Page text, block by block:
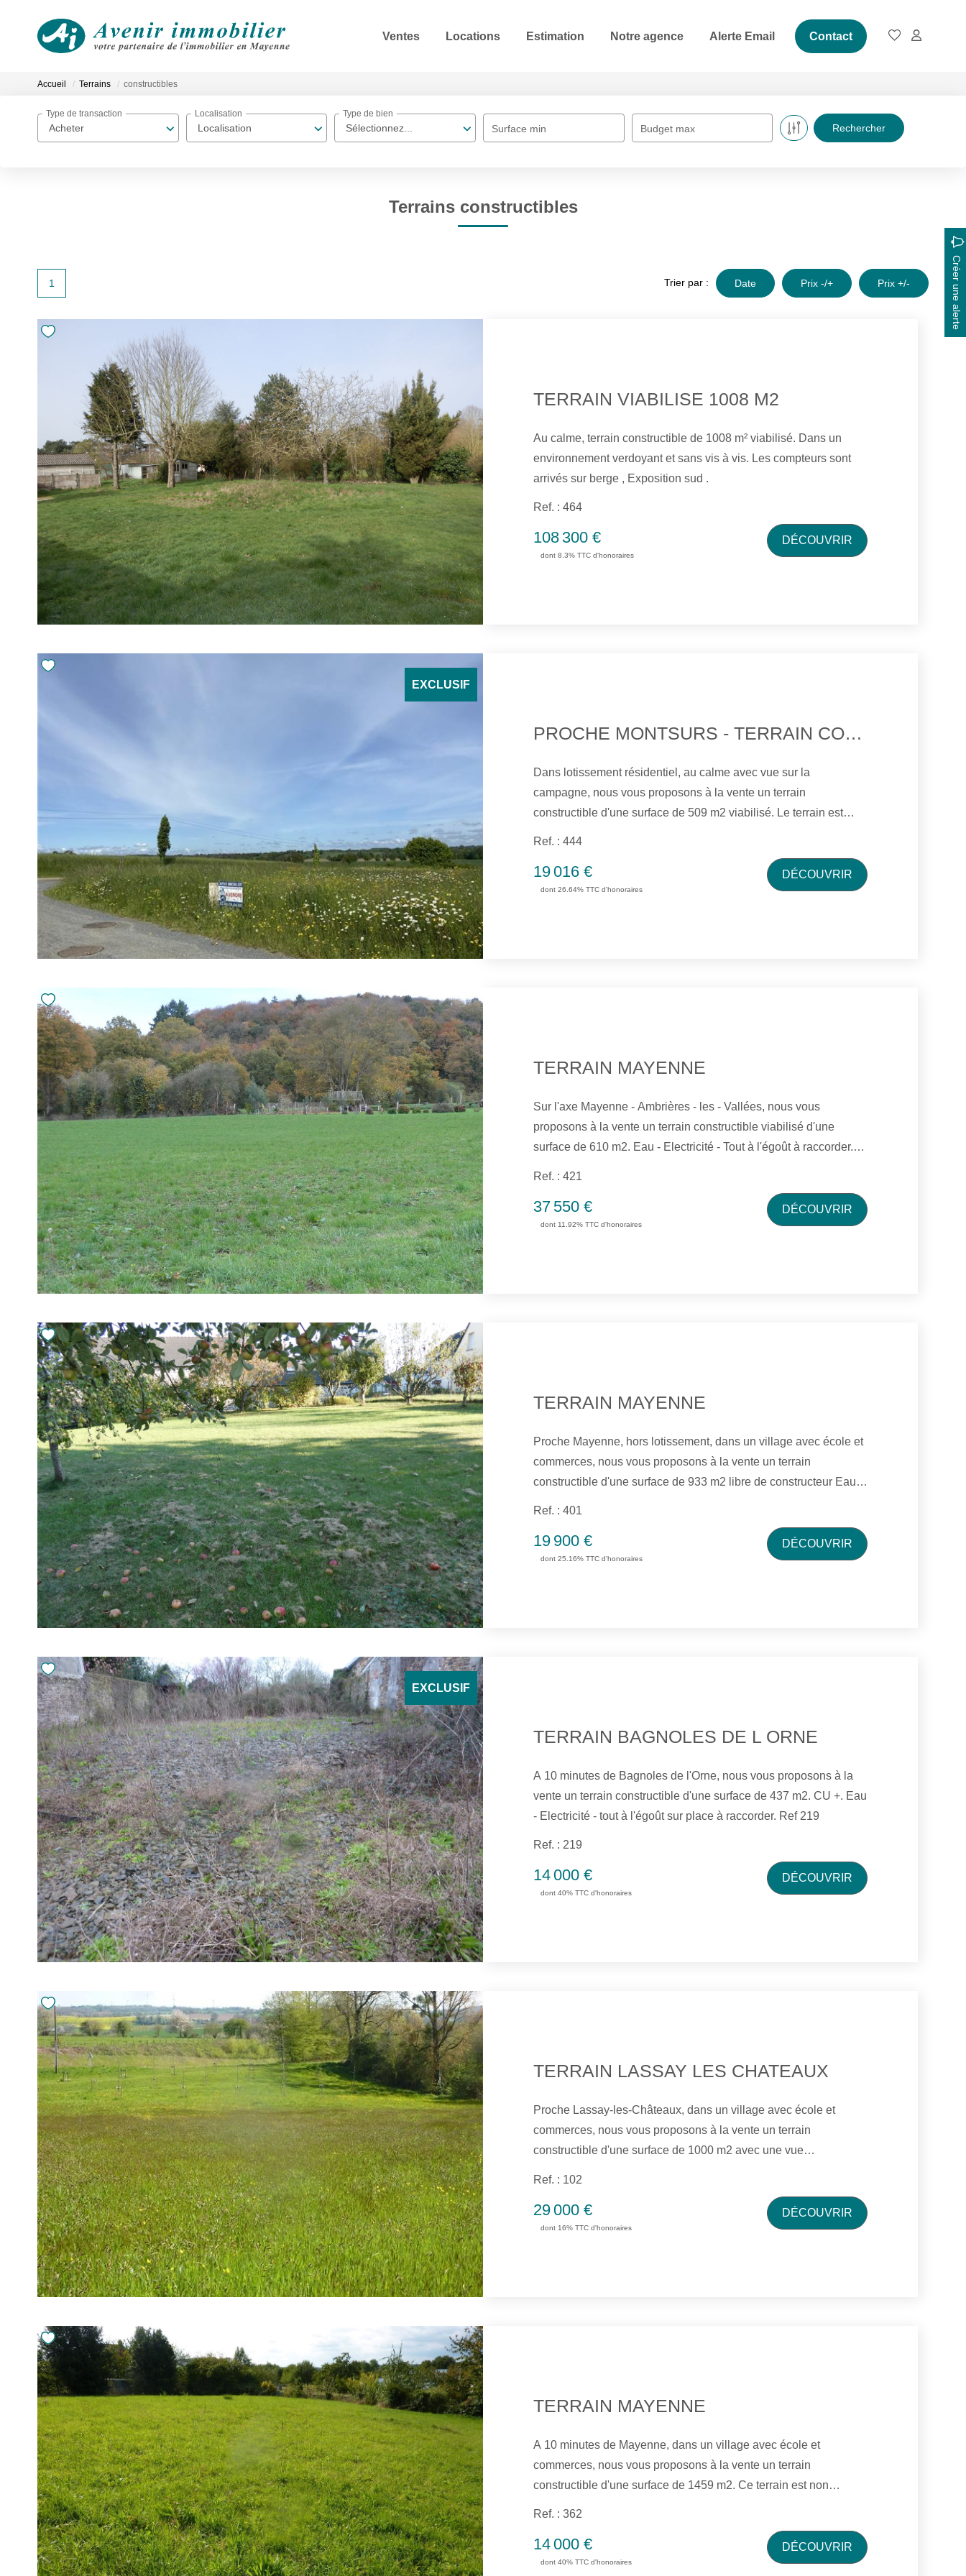
Ventes Locations Estimation Notre agence Alerte Email Contact
Accueil Terrains constructibles
Acheter
Type de transaction
Localisation
Localisation
Sélectionnez...
Type de bien
Surface min Budget max
Terrains constructibles
Créer une alerte
1 Trier par : Date Prix -/+ Prix +/-
TERRAIN VIABILISE 1008 M2
Au calme, terrain constructible de 1008 m² viabilisé. Dans un
environnement verdoyant et sans vis à vis. Les compteurs sont
arrivés sur berge , Exposition sud .
Ref. : 464
108 300 €
dont 8.3% TTC d'honoraires
DÉCOUVRIR
EXCLUSIF
PROCHE MONTSURS - TERRAIN CONSTRUCTIBLE
Dans lotissement résidentiel, au calme avec vue sur la
campagne, nous vous proposons à la vente un terrain
constructible d'une surface de 509 m2 viabilisé. Le terrain est
Ref. : 444
19 016 €
dont 26.64% TTC d'honoraires
DÉCOUVRIR
TERRAIN MAYENNE
Sur l'axe Mayenne - Ambrières - les - Vallées, nous vous
proposons à la vente un terrain constructible viabilisé d'une
surface de 610 m2. Eau - Electricité - Tout à l'égoût à raccorder.
Ref. : 421
37 550 €
dont 11.92% TTC d'honoraires
DÉCOUVRIR
TERRAIN MAYENNE
Proche Mayenne, hors lotissement, dans un village avec école et
commerces, nous vous proposons à la vente un terrain
constructible d'une surface de 933 m2 libre de constructeur Eau
Ref. : 401
19 900 €
dont 25.16% TTC d'honoraires
DÉCOUVRIR
EXCLUSIF
TERRAIN BAGNOLES DE L ORNE
A 10 minutes de Bagnoles de l'Orne, nous vous proposons à la
vente un terrain constructible d'une surface de 437 m2. CU +. Eau
- Electricité - tout à l'égoût sur place à raccorder. Ref 219
Ref. : 219
14 000 €
dont 40% TTC d'honoraires
DÉCOUVRIR
TERRAIN LASSAY LES CHATEAUX
Proche Lassay-les-Châteaux, dans un village avec école et
commerces, nous vous proposons à la vente un terrain
constructible d'une surface de 1000 m2 avec une vue
Ref. : 102
29 000 €
dont 16% TTC d'honoraires
DÉCOUVRIR
TERRAIN MAYENNE
A 10 minutes de Mayenne, dans un village avec école et
commerces, nous vous proposons à la vente un terrain
constructible d'une surface de 1459 m2. Ce terrain est non
constructible. Réf : 23, DPE : Non Soumi Agent Commercial n°
RSAC 507 447 233 Chantale Lebatard 06.33.32.48.30
Ref. : 362
14 000 €
dont 40% TTC d'honoraires
DÉCOUVRIR